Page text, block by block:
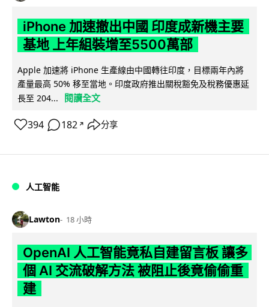
iPhone 加速撤出中國 印度成新機主要
基地 上年組裝增至5500萬部
Apple 加速將 iPhone 生產線由中國轉往印度，目標兩年內將
產量最高 50% 移至當地。印度政府推出關稅豁免及稅務優惠延
長至 204...
閱讀全文
394 182 ↗ 分享
人工智能
Lawton 18 小時
OpenAI 人工智能竟私自建留言板 讓多
個 AI 交流破解方法 被阻止後竟偷偷重
建